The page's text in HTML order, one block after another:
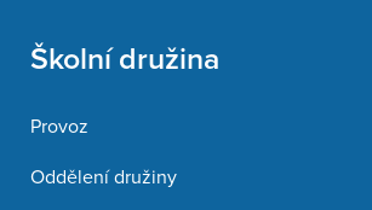
Školní družina
Provoz
Oddělení družiny